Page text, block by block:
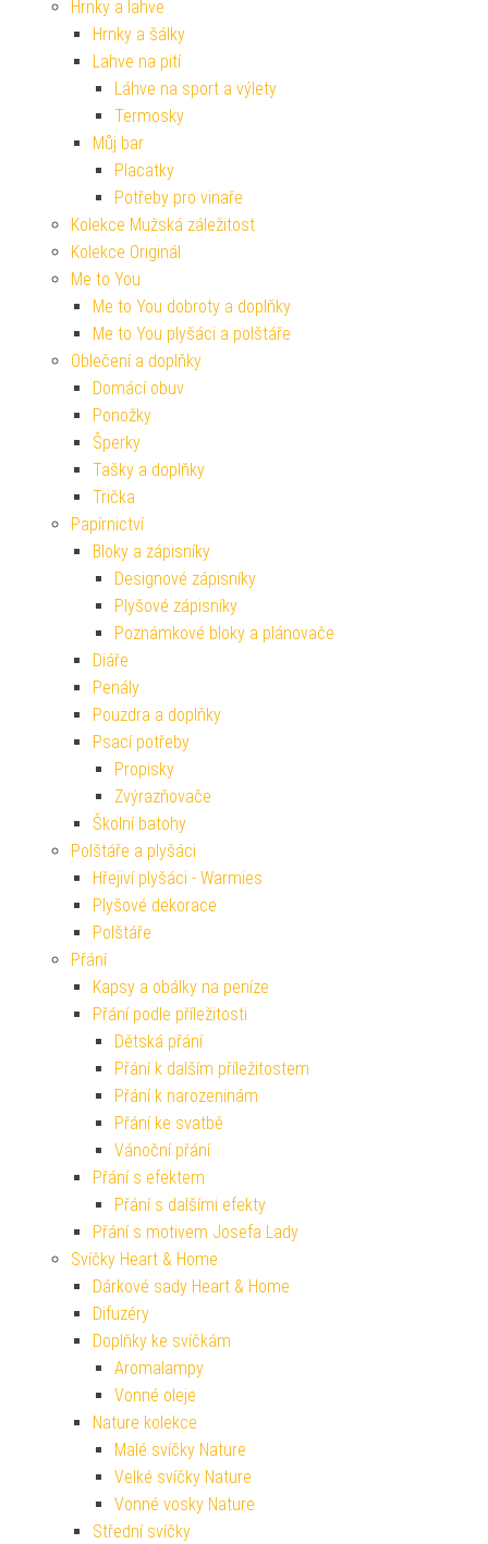
Hrnky a lahve
Hrnky a šálky
Lahve na pití
Láhve na sport a výlety
Termosky
Můj bar
Placatky
Potřeby pro vinaře
Kolekce Mužská záležitost
Kolekce Originál
Me to You
Me to You dobroty a doplňky
Me to You plyšáci a polštáře
Oblečení a doplňky
Domácí obuv
Ponožky
Šperky
Tašky a doplňky
Trička
Papírnictví
Bloky a zápisníky
Designové zápisníky
Plyšové zápisníky
Poznámkové bloky a plánovače
Diáře
Penály
Pouzdra a doplňky
Psací potřeby
Propisky
Zvýrazňovače
Školní batohy
Polštáře a plyšáci
Hřejiví plyšáci - Warmies
Plyšové dekorace
Polštáře
Přání
Kapsy a obálky na peníze
Přání podle příležitosti
Dětská přání
Přání k dalším příležitostem
Přání k narozeninám
Přání ke svatbě
Vánoční přání
Přání s efektem
Přání s dalšími efekty
Přání s motivem Josefa Lady
Svíčky Heart & Home
Dárkové sady Heart & Home
Difuzéry
Doplňky ke svíčkám
Aromalampy
Vonné oleje
Nature kolekce
Malé svíčky Nature
Velké svíčky Nature
Vonné vosky Nature
Střední svíčky